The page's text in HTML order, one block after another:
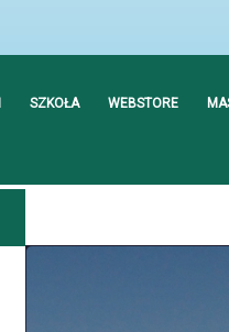
SZKOŁA WEBSTORE